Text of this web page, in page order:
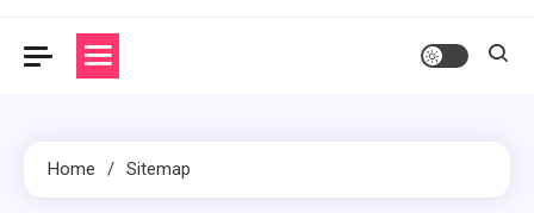
Home Sitemap